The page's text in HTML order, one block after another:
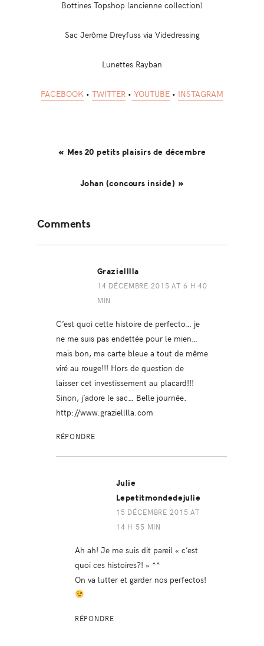
Bottines Topshop (ancienne collection)
Sac Jerôme Dreyfuss via Videdressing
Lunettes Rayban
FACEBOOK • TWITTER • YOUTUBE • INSTAGRAM
« Mes 20 petits plaisirs de décembre
Johan (concours inside) »
Interactions
Comments
Grazielllla
14 DÉCEMBRE 2015 AT 6 H 40
MIN
C’est quoi cette histoire de perfecto… je
ne me suis pas endettée pour le mien…
mais bon, ma carte bleue a tout de même
viré au rouge!!! Hors de question de
laisser cet investissement au placard!!!
Sinon, j’adore le sac… Belle journée.
http://www.grazielllla.com
RÉPONDRE
Julie
Lepetitmondedejulie
15 DÉCEMBRE 2015 AT
14 H 55 MIN
Ah ah! Je me suis dit pareil « c’est
quoi ces histoires?! » ^^
On va lutter et garder nos perfectos!
RÉPONDRE